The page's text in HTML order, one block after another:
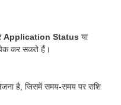
Application Status या
चेक कर सकते हैं।
है, जिसमें समय-समय पर राशि